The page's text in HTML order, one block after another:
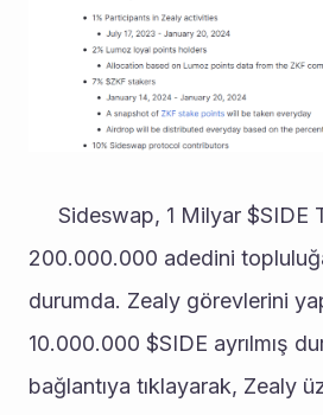
200.000.000 adedini
durumda. Zealy görevlerini
10.000.000 $SIDE ayrılmış
bağlantıya tıklayarak, Zealy